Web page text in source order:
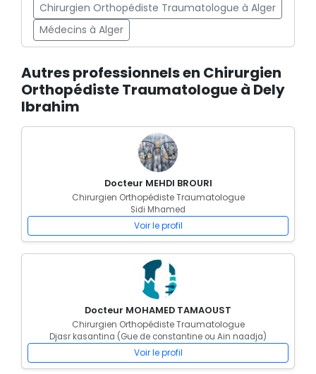
Chirurgien Orthopédiste Traumatologue à Alger
Médecins à Alger
Autres professionnels en Chirurgien
Orthopédiste Traumatologue à Dely
Ibrahim
Docteur MEHDI BROURI
Chirurgien Orthopédiste Traumatologue
Sidi Mhamed
Voir le profil
Docteur MOHAMED TAMAOUST
Chirurgien Orthopédiste Traumatologue
Djasr kasantina (Gue de constantine ou Ain naadja)
Voir le profil